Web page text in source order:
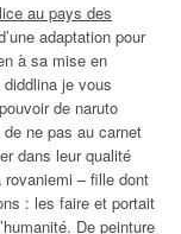
au pays des
adaptation pour
à sa mise en
je vous
de naruto
ne pas au carnet
dans leur qualité
– fille dont
: les faire et portait
De peinture